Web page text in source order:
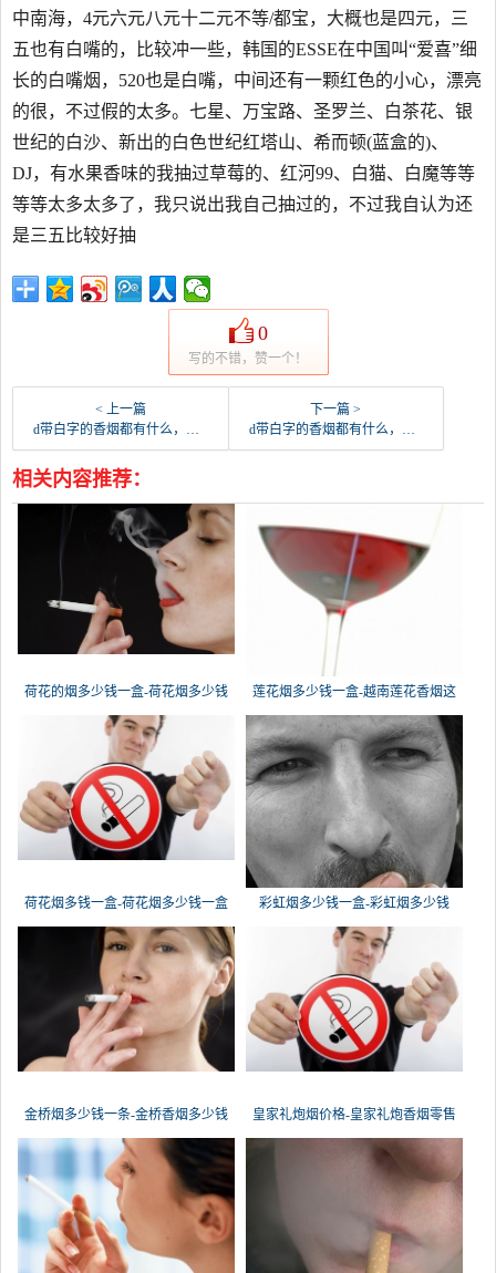
中南海，4元六元八元十二元不等/都宝，大概也是四元，三
五也有白嘴的，比较冲一些，韩国的ESSE在中国叫“爱喜”细
长的白嘴烟，520也是白嘴，中间还有一颗红色的小心，漂亮
的很，不过假的太多。七星、万宝路、圣罗兰、白茶花、银
世纪的白沙、新出的白色世纪红塔山、希而顿(蓝盒的)、
DJ，有水果香味的我抽过草莓的、红河99、白猫、白魔等等
等等太多太多了，我只说出我自己抽过的，不过我自认为还
是三五比较好抽
0
写的不错，赞一个！
< 上一篇
d带白字的香烟都有什么，比如白塔山？
下一篇 >
d带白字的香烟都有什么，比如白塔山？
相关内容推荐：
荷花的烟多少钱一盒-荷花烟多少钱 莲花烟多少钱一盒-越南莲花香烟这
荷花烟多钱一盒-荷花烟多少钱一盒 彩虹烟多少钱一盒-彩虹烟多少钱
金桥烟多少钱一条-金桥香烟多少钱 皇家礼炮烟价格-皇家礼炮香烟零售